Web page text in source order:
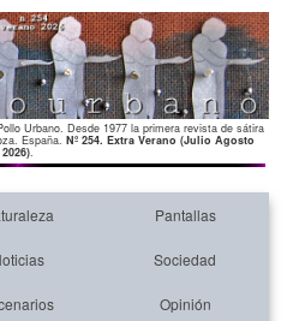
Urbano. Desde 1977 la primera revista de sátira
España. Nº 254. Extra Verano (Julio Agosto
2026).
Pantallas
Sociedad
Opinión